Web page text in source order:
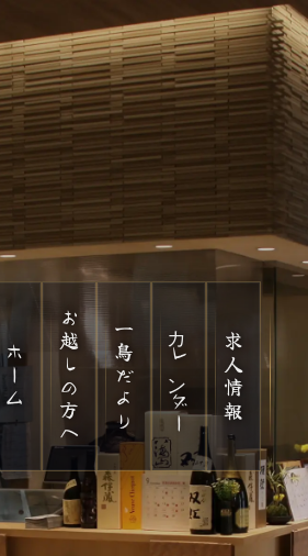
ホーム お越しの方へ 一鳥だより カレンダー 求人情報